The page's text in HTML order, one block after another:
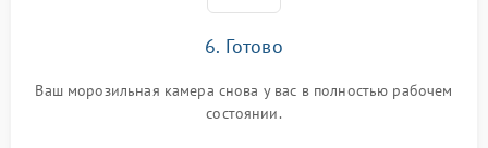
6. Готово
Ваш морозильная камера снова у вас в полностью рабочем
состоянии.